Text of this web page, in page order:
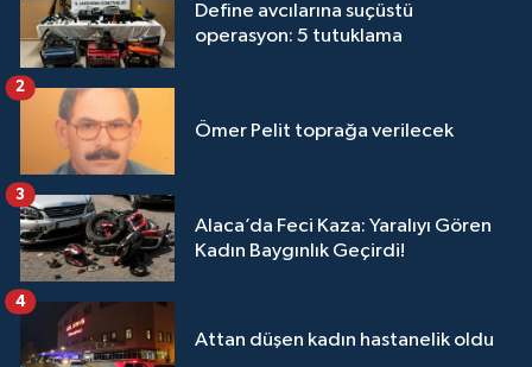
Define avcılarına suçüstü
operasyon: 5 tutuklama
Ömer Pelit toprağa verilecek
2
Alaca’da Feci Kaza: Yaralıyı Gören
Kadın Baygınlık Geçirdi!
3
Attan düşen kadın hastanelik oldu
4